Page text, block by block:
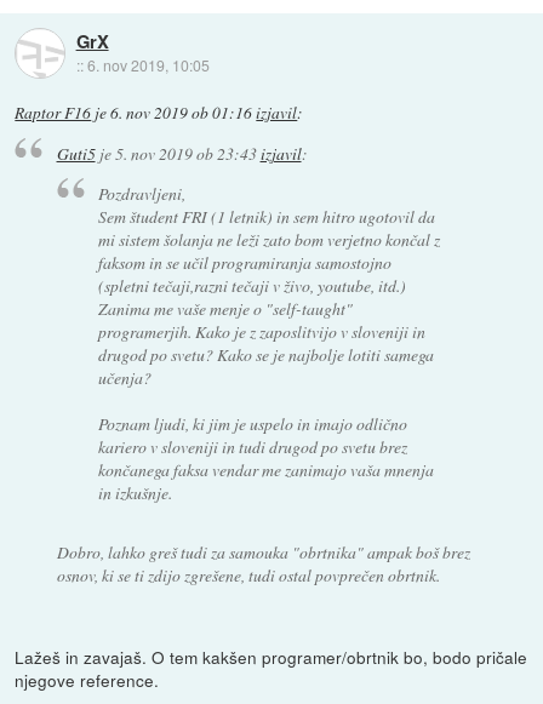
GrX
::6. nov 2019, 10:05
Raptor F16 je6. nov 2019 ob 01:16izjavil:
Guti5je5. nov 2019 ob 23:43izjavil:
Pozdravljeni,
Sem študent FRI (1 letnik) in sem hitro ugotovil da
mi sistem šolanja ne leži zato bom verjetno končal z
faksom in se učil programiranja samostojno
(spletni tečaji,razni tečaji v živo, youtube, itd.)
Zanima me vaše menje o "self-taught"
programerjih. Kako je z zaposlitvijo v sloveniji in
drugod po svetu? Kako se je najbolje lotiti samega
učenja?
Poznam ljudi, ki jim je uspelo in imajo odlično
kariero v sloveniji in tudi drugod po svetu brez
končanega faksa vendar me zanimajo vaša mnenja
in izkušnje.
Dobro, lahko greš tudi za samouka "obrtnika" ampak boš brez
osnov, ki se ti zdijo zgrešene, tudi ostal povprečen obrtnik.
Lažeš in zavajaš. O tem kakšen programer/obrtnik bo, bodo pričale
njegove reference.